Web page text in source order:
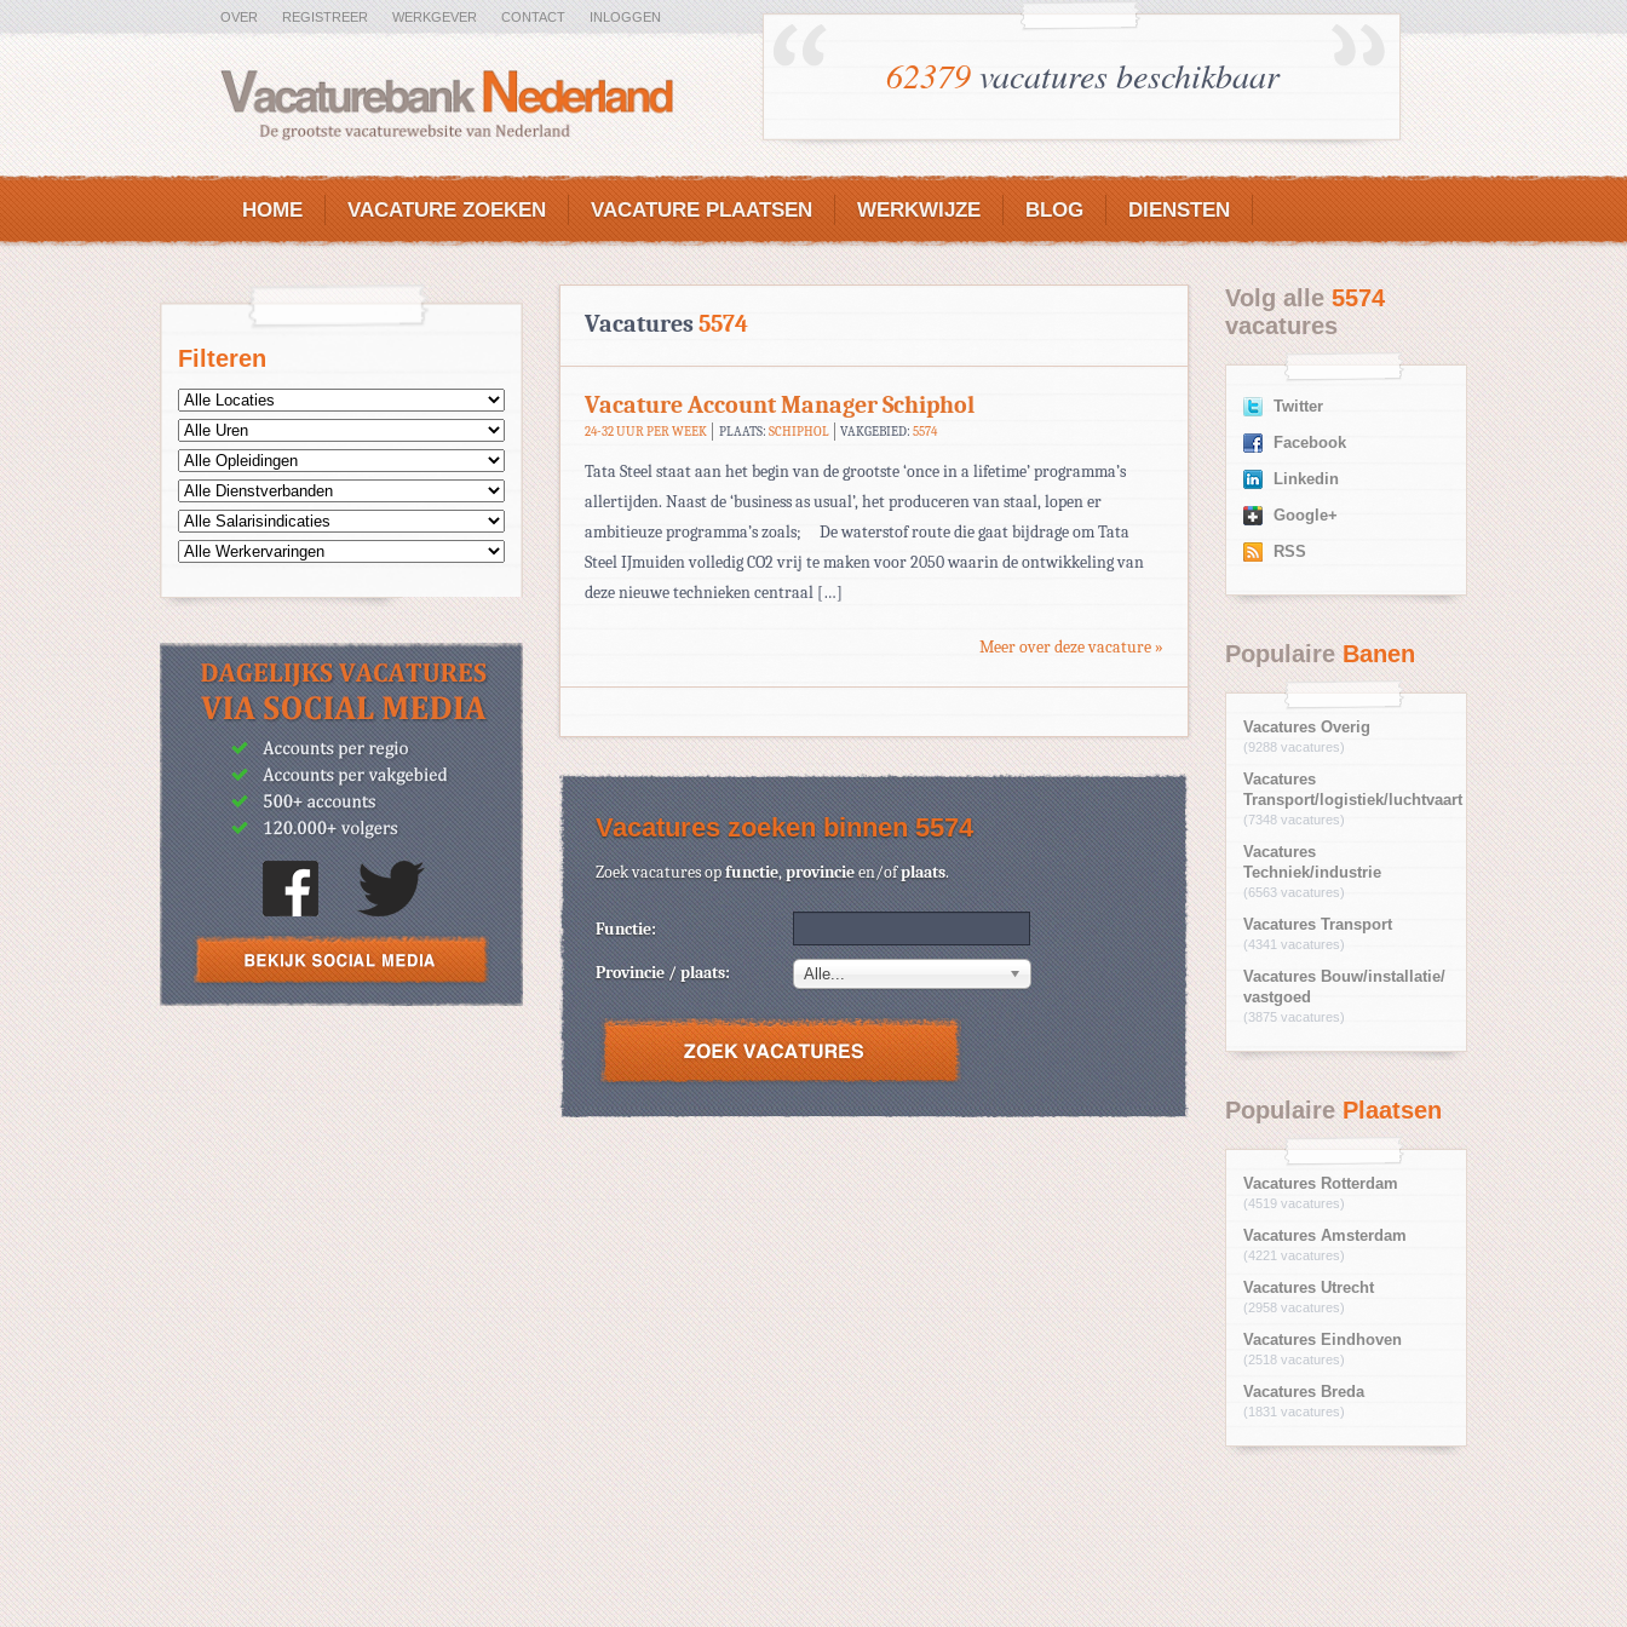
OVER REGISTREER WERKGEVER CONTACT INLOGGEN
62379vacatures beschikbaar
HOME VACATURE ZOEKEN VACATURE PLAATSEN WERKWIJZE BLOG DIENSTEN
Filteren
Vacatures5574
Vacature Account Manager Schiphol
24-32 UUR PER WEEK PLAATS: SCHIPHOL VAKGEBIED:5574
Tata Steel staat aan het begin van de grootste ‘once in a lifetime’ programma’s
allertijden. Naast de ‘business as usual’, het produceren van staal, lopen er
ambitieuze programma’s zoals;  De waterstof route die gaat bijdrage om Tata
Steel IJmuiden volledig CO2 vrij te maken voor 2050 waarin de ontwikkeling van
deze nieuwe technieken centraal […]
Meer over deze vacature »
Vacatures zoeken binnen 5574
Zoek vacatures opfunctie,provincieen/ofplaats.
Functie:
Provincie / plaats: Alle...
Volg alle5574
vacatures
Twitter
Facebook
Linkedin
Google+
RSS
PopulaireBanen
Vacatures Overig
(9288 vacatures)
Vacatures
Transport/logistiek/luchtvaart
(7348 vacatures)
Vacatures
Techniek/industrie
(6563 vacatures)
Vacatures Transport
(4341 vacatures)
Vacatures Bouw/installatie/
vastgoed
(3875 vacatures)
Populaire Plaatsen
Vacatures Rotterdam
(4519 vacatures)
Vacatures Amsterdam
(4221 vacatures)
Vacatures Utrecht
(2958 vacatures)
Vacatures Eindhoven
(2518 vacatures)
Vacatures Breda
(1831 vacatures)